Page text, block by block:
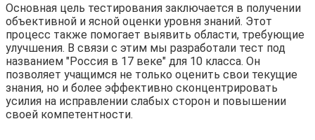
Основная цель тестирования заключается в получении
объективной и ясной оценки уровня знаний. Этот
процесс также помогает выявить области, требующие
улучшения. В связи с этим мы разработали тест под
названием "Россия в 17 веке" для 10 класса. Он
позволяет учащимся не только оценить свои текущие
знания, но и более эффективно сконцентрировать
усилия на исправлении слабых сторон и повышении
своей компетентности.